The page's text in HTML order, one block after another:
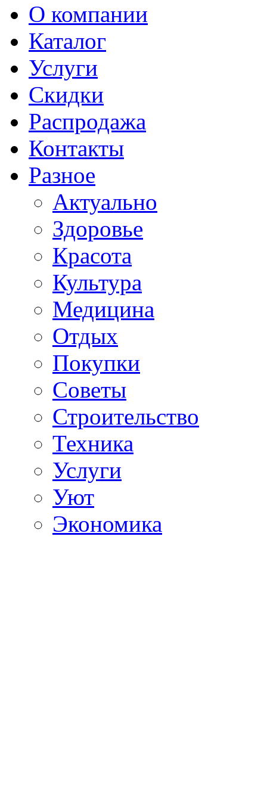
О компании
Каталог
Услуги
Скидки
Распродажа
Контакты
Разное
Актуально
Здоровье
Красота
Культура
Медицина
Отдых
Покупки
Советы
Строительство
Техника
Услуги
Уют
Экономика